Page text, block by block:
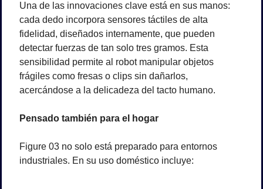
Una de las innovaciones clave está en sus manos:
cada dedo incorpora sensores táctiles de alta
fidelidad, diseñados internamente, que pueden
detectar fuerzas de tan solo tres gramos. Esta
sensibilidad permite al robot manipular objetos
frágiles como fresas o clips sin dañarlos,
acercándose a la delicadeza del tacto humano.
Pensado también para el hogar
Figure 03 no solo está preparado para entornos
industriales. En su uso doméstico incluye: